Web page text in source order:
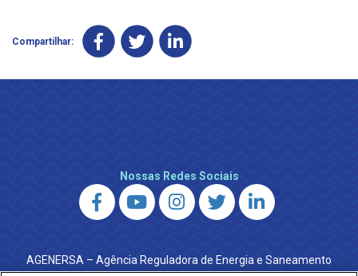
Compartilhar:
Nossas Redes Sociais
AGENERSA – Agência Reguladora de Energia e Saneamento